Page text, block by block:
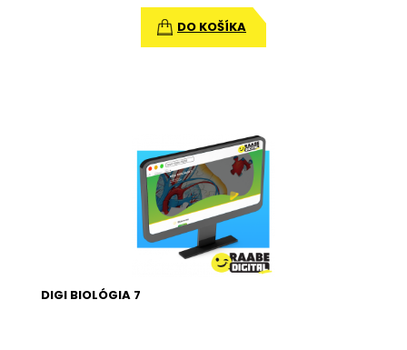
DO KOŠÍKA
DIGI BIOLÓGIA 7